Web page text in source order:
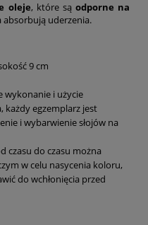
oleje, które są odporne na
absorbują uderzenia.
9 cm
wykonanie i użycie
każdy egzemplarz jest
i wybarwienie słojów na
czasu do czasu można
w celu nasycenia koloru,
do wchłonięcia przed